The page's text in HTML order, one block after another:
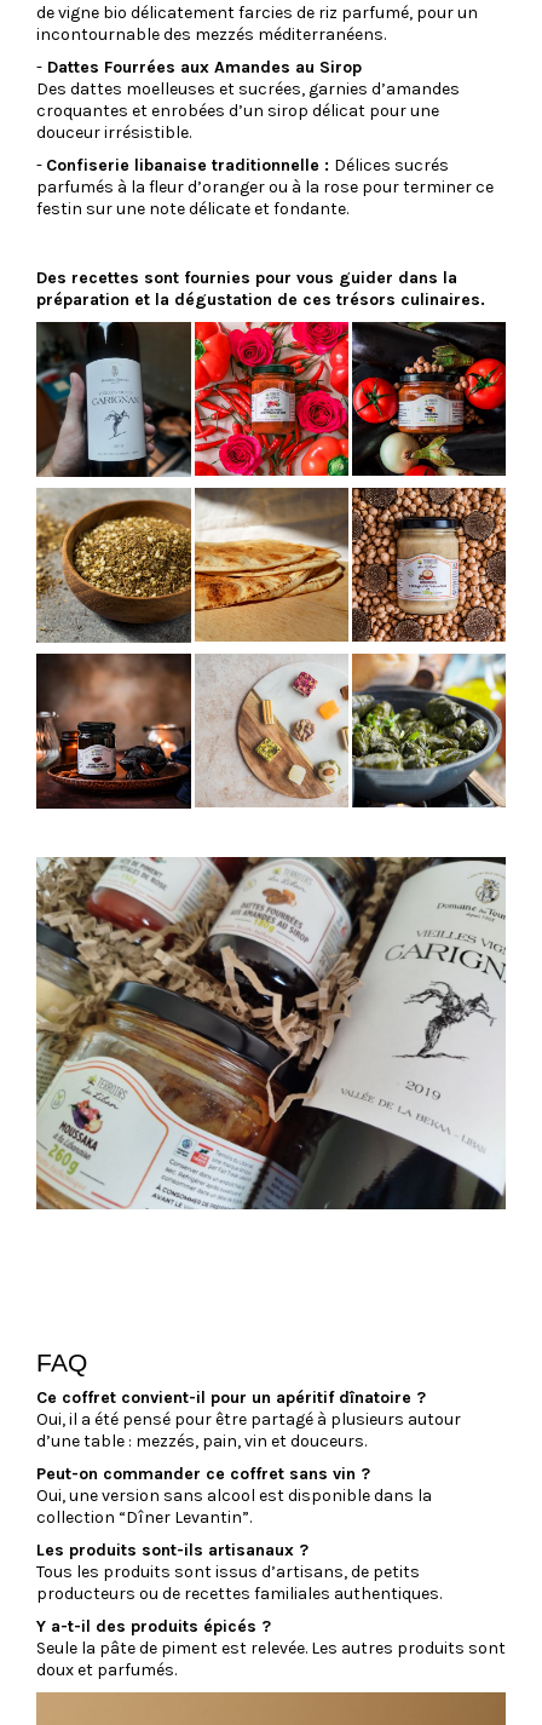
de vigne bio délicatement farcies de riz parfumé, pour un
incontournable des mezzés méditerranéens.
- Dattes Fourrées aux Amandes au Sirop
Des dattes moelleuses et sucrées, garnies d’amandes
croquantes et enrobées d’un sirop délicat pour une
douceur irrésistible.
- Confiserie libanaise traditionnelle : Délices sucrés
parfumés à la fleur d’oranger ou à la rose pour terminer ce
festin sur une note délicate et fondante.
Des recettes sont fournies pour vous guider dans la
préparation et la dégustation de ces trésors culinaires.
FAQ
Ce coffret convient-il pour un apéritif dînatoire ?
Oui, il a été pensé pour être partagé à plusieurs autour
d’une table : mezzés, pain, vin et douceurs.
Peut-on commander ce coffret sans vin ?
Oui, une version sans alcool est disponible dans la
collection “Dîner Levantin”.
Les produits sont-ils artisanaux ?
Tous les produits sont issus d’artisans, de petits
producteurs ou de recettes familiales authentiques.
Y a-t-il des produits épicés ?
Seule la pâte de piment est relevée. Les autres produits sont
doux et parfumés.